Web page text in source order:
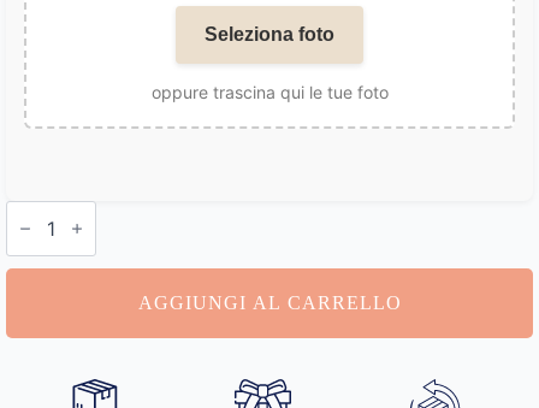
Seleziona foto
oppure trascina qui le tue foto
Borsa
Tote
Personalizzata
quantità
AGGIUNGI AL CARRELLO